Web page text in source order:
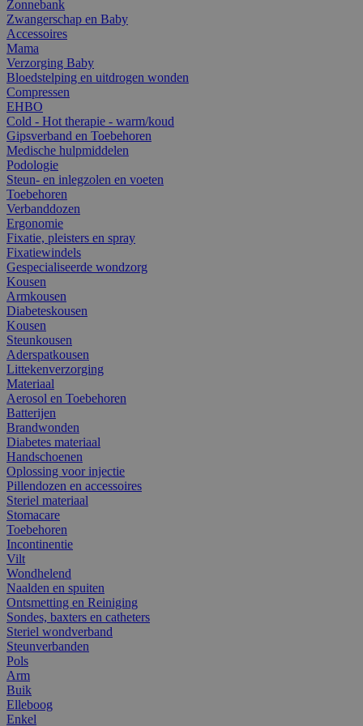
Zonnebank
Zwangerschap en Baby
Accessoires
Mama
Verzorging Baby
Bloedstelping en uitdrogen wonden
Compressen
EHBO
Cold - Hot therapie - warm/koud
Gipsverband en Toebehoren
Medische hulpmiddelen
Podologie
Steun- en inlegzolen en voeten
Toebehoren
Verbanddozen
Ergonomie
Fixatie, pleisters en spray
Fixatiewindels
Gespecialiseerde wondzorg
Kousen
Armkousen
Diabeteskousen
Kousen
Steunkousen
Aderspatkousen
Littekenverzorging
Materiaal
Aerosol en Toebehoren
Batterijen
Brandwonden
Diabetes materiaal
Handschoenen
Oplossing voor injectie
Pillendozen en accessoires
Steriel materiaal
Stomacare
Toebehoren
Incontinentie
Vilt
Wondhelend
Naalden en spuiten
Ontsmetting en Reiniging
Sondes, baxters en catheters
Steriel wondverband
Steunverbanden
Pols
Arm
Buik
Elleboog
Enkel